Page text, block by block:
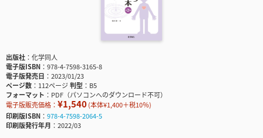
出版社
化学同人
電子版ISBN
978-4-7598-3165-8
電子版発売日
2023/01/23
ページ数
112ページ判型
B5
フォーマット
PDF（パソコンへのダウンロード不可）
電子版販売価格： ¥1,540(本体¥1,400＋税10％)
印刷版ISBN
978-4-7598-2064-5
印刷版発行年月
2022/03